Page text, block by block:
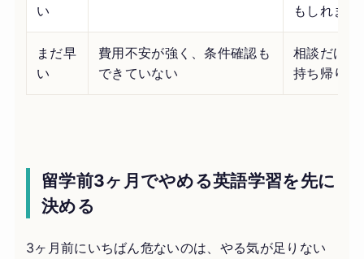
い
もしれませ
まだ早
い
費用不安が強く、条件確認も
できていない
相談だけで
持ち帰りま
留学前3ヶ月でやめる英語学習を先に
決める
3ヶ月前にいちばん危ないのは、やる気が足りない